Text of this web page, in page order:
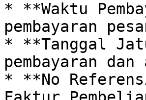
* **Waktu
pembayaran
* **Tanggal
pembayaran
* **No